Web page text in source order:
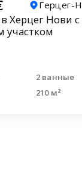
Герцег-
участком
2 ванные
210 м²